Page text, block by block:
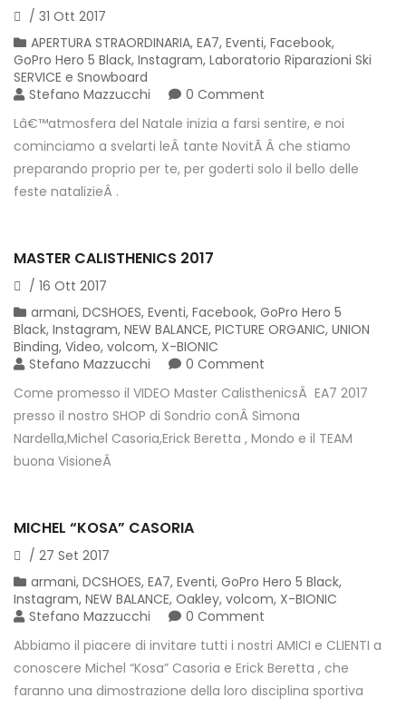
/ 31 Ott 2017
APERTURA STRAORDINARIA, EA7, Eventi, Facebook,
GoPro Hero 5 Black, Instagram, Laboratorio Riparazioni Ski
SERVICE e Snowboard
Stefano Mazzucchi
0 Comment
Lâ€™atmosfera del Natale inizia a farsi sentire, e noi
cominciamo a svelarti leÂ tante NovitÃ Â che stiamo
preparando proprio per te, per goderti solo il bello delle
feste natalizieÂ .
MASTER CALISTHENICS 2017
/ 16 Ott 2017
armani, DCSHOES, Eventi, Facebook, GoPro Hero 5
Black, Instagram, NEW BALANCE, PICTURE ORGANIC, UNION
Binding, Video, volcom, X-BIONIC
Stefano Mazzucchi
0 Comment
Come promesso il VIDEO Master CalisthenicsÂ EA7 2017
presso il nostro SHOP di Sondrio conÂ Simona
Nardella,Michel Casoria,Erick Beretta , Mondo e il TEAM
buona VisioneÂ
MICHEL “KOSA” CASORIA
/ 27 Set 2017
armani, DCSHOES, EA7, Eventi, GoPro Hero 5 Black,
Instagram, NEW BALANCE, Oakley, volcom, X-BIONIC
Stefano Mazzucchi
0 Comment
Abbiamo il piacere di invitare tutti i nostri AMICI e CLIENTI a
conoscere Michel “Kosa” Casoria e Erick Beretta , che
faranno una dimostrazione della loro disciplina sportiva